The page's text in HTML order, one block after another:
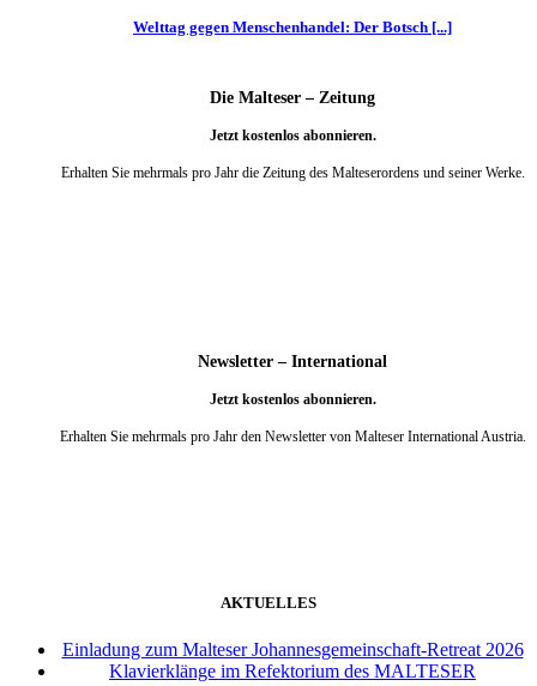
Welttag gegen Menschenhandel: Der Botsch [...]
Die Malteser – Zeitung
Jetzt kostenlos abonnieren.
Erhalten Sie mehrmals pro Jahr die Zeitung des Malteserordens und seiner Werke.
Newsletter – International
Jetzt kostenlos abonnieren.
Erhalten Sie mehrmals pro Jahr den Newsletter von Malteser International Austria.
AKTUELLES
Einladung zum Malteser Johannesgemeinschaft-Retreat 2026
Klavierklänge im Refektorium des MALTESER